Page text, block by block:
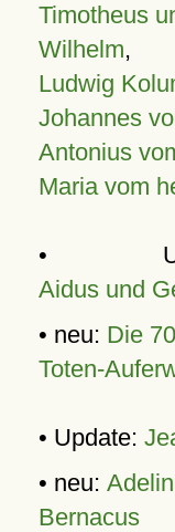
Timotheus
Wilhelm,
Ludwig
Johannes
Antonius
Maria vom
•
Aidus und
• neu: Die
Toten-
• Update:
• neu:
Bernacus